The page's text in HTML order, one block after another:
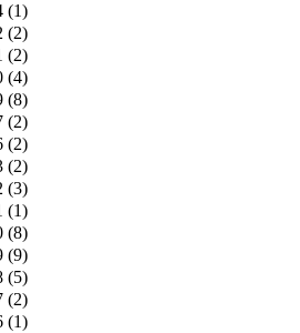
(1)
(2)
(2)
(4)
(8)
(2)
(2)
(2)
(3)
(1)
(8)
(9)
(5)
(2)
(1)